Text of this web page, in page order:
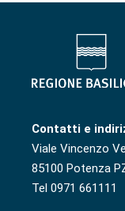
Contatti e
Viale Vincenzo
85100 Potenza
Tel 0971 661111